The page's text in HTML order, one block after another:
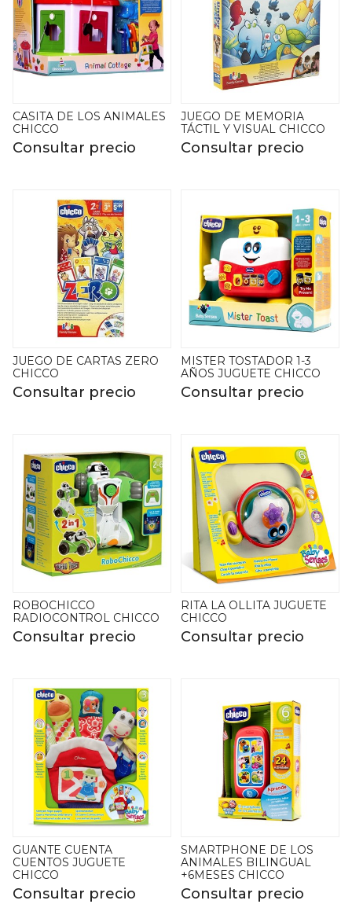
CASITA DE LOS ANIMALES
CHICCO
Consultar precio
JUEGO DE MEMORIA
TÁCTIL Y VISUAL CHICCO
Consultar precio
JUEGO DE CARTAS ZERO
CHICCO
Consultar precio
MISTER TOSTADOR 1-3
AÑOS JUGUETE CHICCO
Consultar precio
ROBOCHICCO
RADIOCONTROL CHICCO
Consultar precio
RITA LA OLLITA JUGUETE
CHICCO
Consultar precio
GUANTE CUENTA
CUENTOS JUGUETE
CHICCO
Consultar precio
SMARTPHONE DE LOS
ANIMALES BILINGUAL
+6MESES CHICCO
Consultar precio